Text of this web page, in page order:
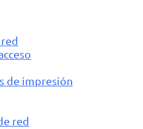
de impresión
red